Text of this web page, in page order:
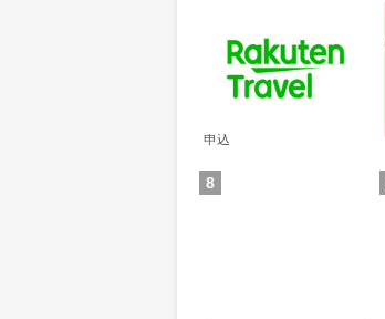
ポイント
通常：50ポイント
申込
8